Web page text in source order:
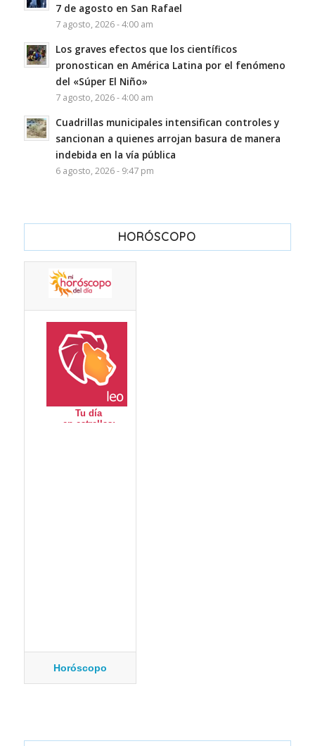
7 de agosto en San Rafael
7 agosto, 2026 - 4:00 am
Los graves efectos que los científicos
pronostican en América Latina por el fenómeno
del «Súper El Niño»
7 agosto, 2026 - 4:00 am
Cuadrillas municipales intensifican controles y
sancionan a quienes arrojan basura de manera
indebida en la vía pública
6 agosto, 2026 - 9:47 pm
HORÓSCOPO
Horóscopo